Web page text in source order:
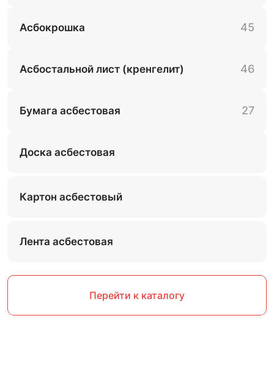
Асбокрошка 45
Асбостальной лист (кренгелит) 46
Бумага асбестовая 27
Доска асбестовая
Картон асбестовый
Лента асбестовая
Перейти к каталогу